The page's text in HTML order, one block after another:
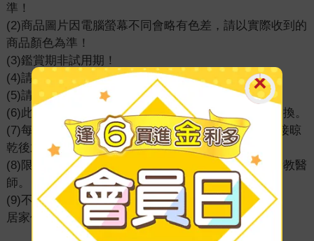
準！
(2)商品圖片因電腦螢幕不同會略有色差，請以實際收到的
商品顏色為準！
(3)鑑賞期非試用期！
(4)請避免高溫及陽光直射，小心存放於陰涼通風處！
(5)請置於孩童及有認知障礙者無法取得的地方。
(6)此為消耗品，若變髒、變硬或彈性變差時，即可更換。
(7)每副耳塞可用水清洗約5次，注意洗完不要擰乾直接晾
乾後才能使用。
(8)限外用，如肌膚發生異常及不適，請暫停使用並請教醫
師。
(9)不適用於游泳、浴室等有水的環境。
居家休閒 ＞ 生活雜貨 ＞ 日用醫療 ＞ 耳塞